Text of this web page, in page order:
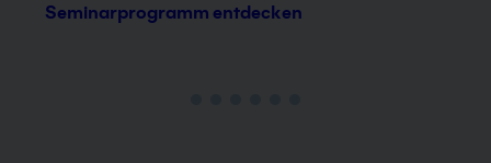
Seminarprogramm entdecken